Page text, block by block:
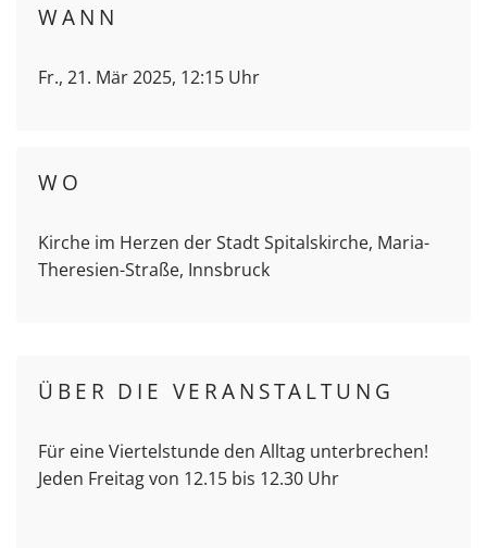
WANN
Fr., 21. Mär 2025, 12:15 Uhr
WO
Kirche im Herzen der Stadt Spitalskirche, Maria-
Theresien-Straße, Innsbruck
ÜBER DIE VERANSTALTUNG
Für eine Viertelstunde den Alltag unterbrechen!
Jeden Freitag von 12.15 bis 12.30 Uhr